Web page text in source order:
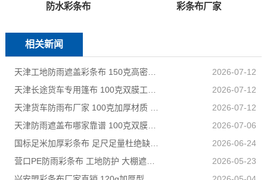
防水彩条布 彩条布厂家
相关新闻
天津工地防雨遮盖彩条布 150克高密度 基建施工防尘防水
2026-07-12
2026-07-12
2026-07-12
天津防雨遮盖布哪家靠谱 100克双膜加厚款适配高栏货车长途盖货
2026-07-06
国标足米加厚彩条布 足尺足量杜绝缺尺少米
2026-06-24
营口PE防雨彩条布 工地防护 大棚遮盖 3×50米 耐寒耐用
2026-05-23